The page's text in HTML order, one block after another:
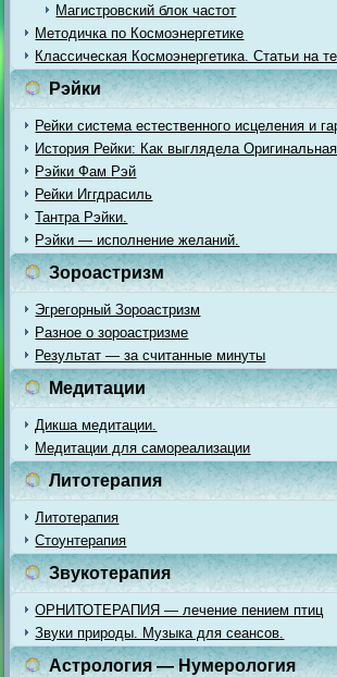
Магистровский блок частот
Методичка по Космоэнергетике
Классическая Космоэнергетика. Статьи на
Рэйки
Рейки система естественного исцеления и
История Рейки: Как выглядела
Рэйки Фам Рэй
Рейки Иггдрасиль
Тантра Рэйки.
Рэйки — исполнение желаний.
Зороастризм
Эгрегорный Зороастризм
Разное о зороастризме
Результат — за считанные минуты
Медитации
Дикша медитации.
Медитации для самореализации
Литотерапия
Литотерапия
Стоунтерапия
Звукотерапия
ОРНИТОТЕРАПИЯ — лечение пением птиц
Звуки природы. Музыка для сеансов.
Астрология — Нумерология